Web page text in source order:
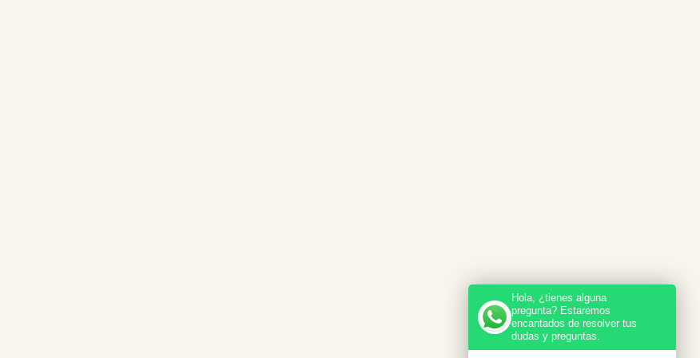
Hola, ¿tienes alguna
pregunta? Estaremos
encantados de resolver tus
dudas y preguntas.